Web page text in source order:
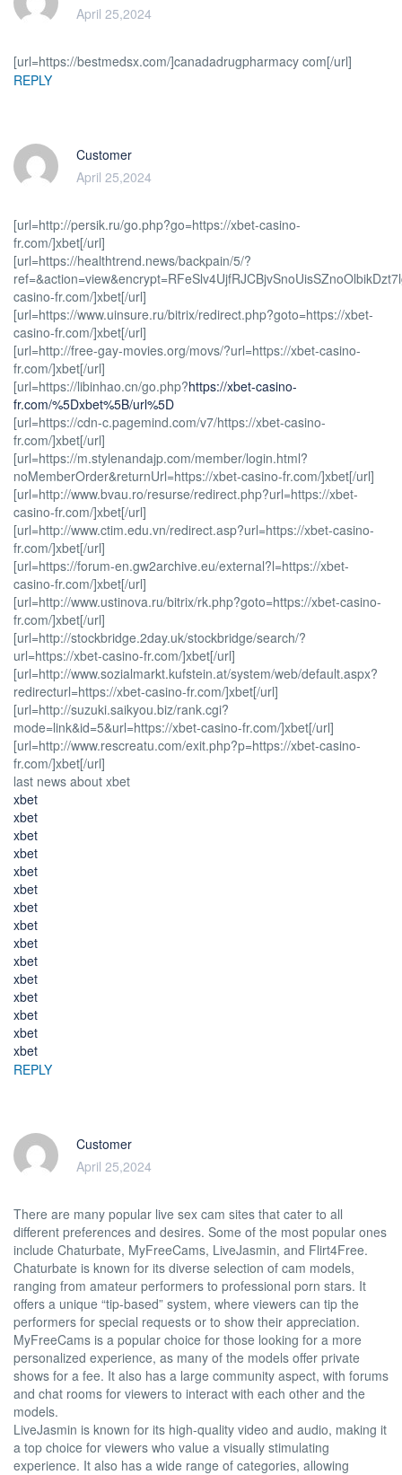
April 25,2024
[url=https://bestmedsx.com/]canadadrugpharmacy com[/url]
REPLY
Customer
April 25,2024
[url=http://persik.ru/go.php?go=https://xbet-casino-
fr.com/]xbet[/url]
[url=https://healthtrend.news/backpain/5/?
casino-fr.com/]xbet[/url]
[url=https://www.uinsure.ru/bitrix/redirect.php?goto=https://xbet-
casino-fr.com/]xbet[/url]
[url=http://free-gay-movies.org/movs/?url=https://xbet-casino-
fr.com/]xbet[/url]
[url=https://libinhao.cn/go.php?https://xbet-casino-
fr.com/%5Dxbet%5B/url%5D
[url=https://cdn-c.pagemind.com/v7/https://xbet-casino-
fr.com/]xbet[/url]
[url=https://m.stylenandajp.com/member/login.html?
noMemberOrder&returnUrl=https://xbet-casino-fr.com/]xbet[/url]
[url=http://www.bvau.ro/resurse/redirect.php?url=https://xbet-
casino-fr.com/]xbet[/url]
[url=http://www.ctim.edu.vn/redirect.asp?url=https://xbet-casino-
fr.com/]xbet[/url]
[url=https://forum-en.gw2archive.eu/external?l=https://xbet-
casino-fr.com/]xbet[/url]
[url=http://www.ustinova.ru/bitrix/rk.php?goto=https://xbet-casino-
fr.com/]xbet[/url]
[url=http://stockbridge.2day.uk/stockbridge/search/?
url=https://xbet-casino-fr.com/]xbet[/url]
[url=http://www.sozialmarkt.kufstein.at/system/web/default.aspx?
redirecturl=https://xbet-casino-fr.com/]xbet[/url]
[url=http://suzuki.saikyou.biz/rank.cgi?
mode=link&id=5&url=https://xbet-casino-fr.com/]xbet[/url]
[url=http://www.rescreatu.com/exit.php?p=https://xbet-casino-
fr.com/]xbet[/url]
last news about xbet
xbet
xbet
xbet
xbet
xbet
xbet
xbet
xbet
xbet
xbet
xbet
xbet
xbet
xbet
xbet
REPLY
Customer
April 25,2024
There are many popular live sex cam sites that cater to all
different preferences and desires. Some of the most popular ones
include Chaturbate, MyFreeCams, LiveJasmin, and Flirt4Free.
Chaturbate is known for its diverse selection of cam models,
ranging from amateur performers to professional porn stars. It
offers a unique “tip-based” system, where viewers can tip the
performers for special requests or to show their appreciation.
MyFreeCams is a popular choice for those looking for a more
personalized experience, as many of the models offer private
shows for a fee. It also has a large community aspect, with forums
and chat rooms for viewers to interact with each other and the
models.
LiveJasmin is known for its high-quality video and audio, making it
a top choice for viewers who value a visually stimulating
experience. It also has a wide range of categories, allowing